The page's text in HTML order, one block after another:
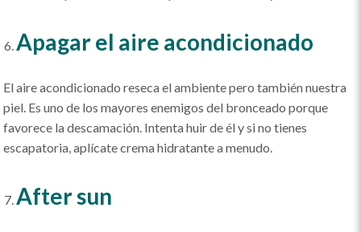
Apagar el aire acondicionado
El aire acondicionado reseca el ambiente pero también nuestra
piel. Es uno de los mayores enemigos del bronceado porque
favorece la descamación. Intenta huir de él y si no tienes
escapatoria, aplícate crema hidratante a menudo.
After sun